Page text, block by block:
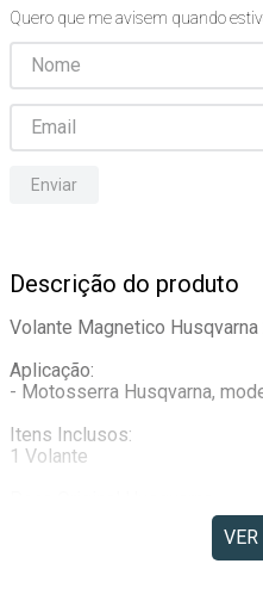
Quero que me avisem quando
Enviar
Descrição do produto
Volante Magnetico
Aplicação:
- Motosserra Husqvarna,
Itens Inclusos:
1 Volante
504701601 ( 504 70 16-01 )
( Importante )- Sobre as